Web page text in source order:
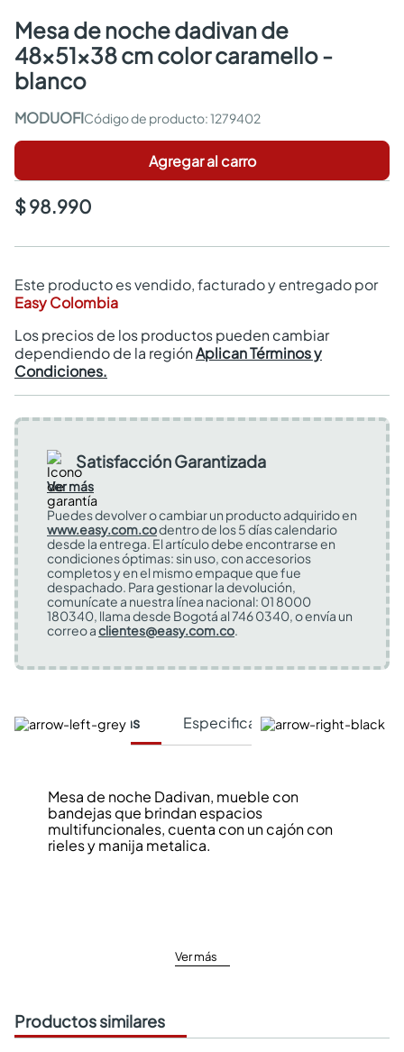
mesa de noche dadivan de
48x51x38 cm color caramello -
blanco
MODUOFI :1279402
Agregar al carro
$ 98.990
Este producto es vendido, facturado y entregado por
Easy Colombia
Los precios de los productos pueden cambiar
dependiendo de la regiónAplican Términos y
Condiciones.
Satisfacción Garantizada
Ver más
Puedes devolver o cambiar un producto adquirido en
www.easy.com.codentro de los 5 días calendario
desde la entrega. El artículo debe encontrarse en
condiciones óptimas: sin uso, con accesorios
completos y en el mismo empaque que fue
despachado. Para gestionar la devolución,
comunícate a nuestra línea nacional: 01 8000
180340, llama desde Bogotá al 746 0340, o envía un
correo aclientes@easy.com.co.
Características Especificaciones Técnicas
Mesa de noche Dadivan, mueble con
bandejas que brindan espacios
multifuncionales, cuenta con un cajón con
rieles y manija metalica.
Ver más
Productos similares